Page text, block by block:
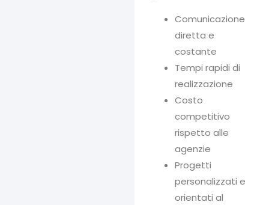
Comunicazione
diretta e
costante
Tempi rapidi di
realizzazione
Costo
competitivo
rispetto alle
agenzie
Progetti
personalizzati e
orientati al